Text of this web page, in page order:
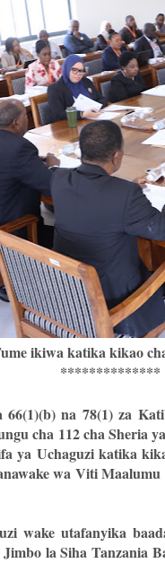
ikiwa katika kikao
**************
na 78(1) za
cha 112 cha Sheria
ya Uchaguzi katika
wa Viti
wake utafanyika
la Siha Tanzania